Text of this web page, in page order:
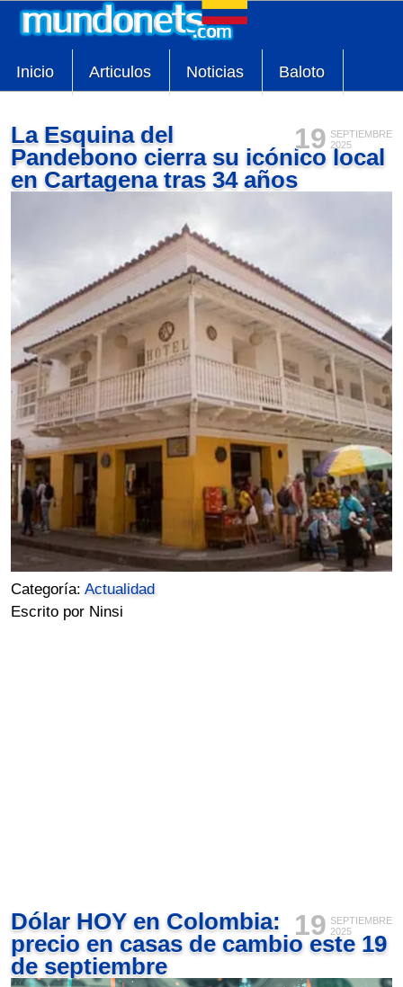
Inicio Articulos Noticias Baloto
19 SEPTIEMBRE
2025
La Esquina del
Pandebono cierra su icónico local
en Cartagena tras 34 años
Categoría:Actualidad
Escrito por Ninsi
19 SEPTIEMBRE
2025
Dólar HOY en Colombia:
precio en casas de cambio este 19
de septiembre